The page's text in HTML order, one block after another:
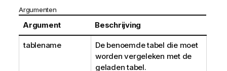
Argumenten
Argument Beschrijving
tablename
De benoemde tabel die moet
worden vergeleken met de
geladen tabel.